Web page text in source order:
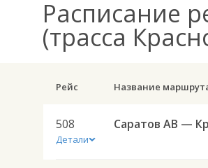
Расписание
(трасса
Рейс Название
508
Детали
Саратов АВ —